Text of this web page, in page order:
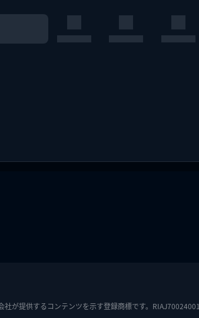
が提供するコンテンツを示す登録商標です。RIAJ70024001